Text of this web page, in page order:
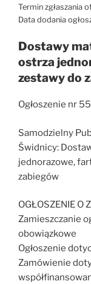
Termin zgłaszania
Data dodania
Dostawy
ostrza
zestawy do
Ogłoszenie nr
Samodzielny
Świdnicy:
jednorazowe,
zabiegów
OGŁOSZENIE O
Zamieszczanie
obowiązkowe
Ogłoszenie
Zamówienie